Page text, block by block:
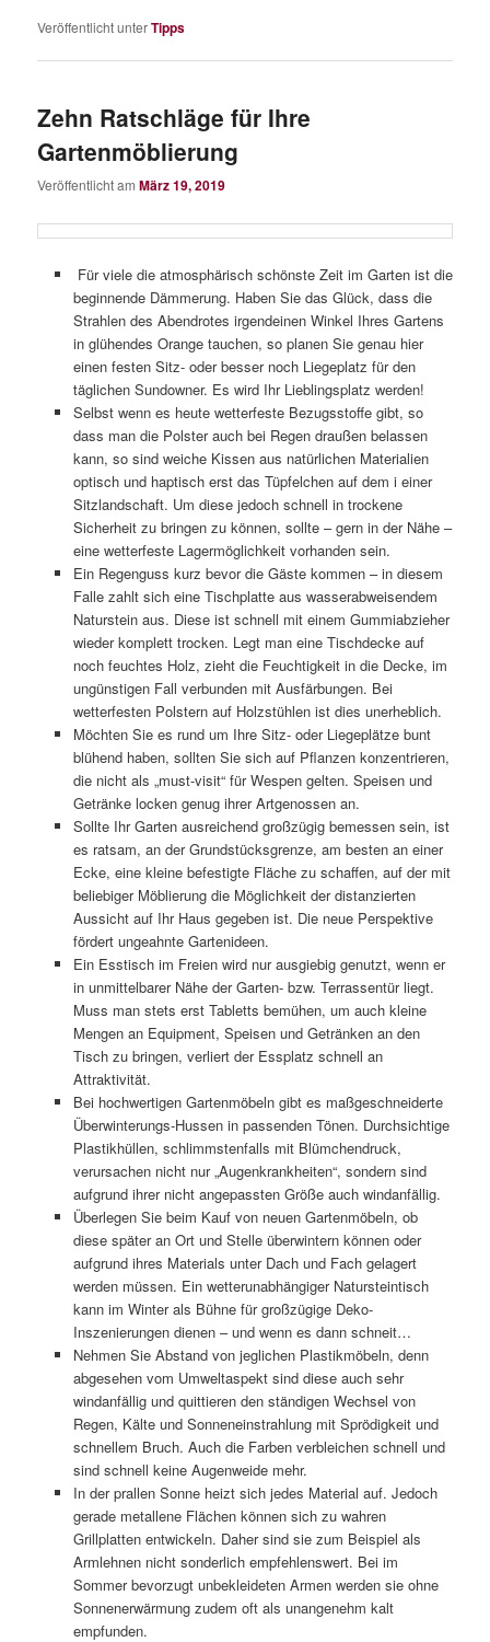
Veröffentlicht unterTipps
­­Zehn Ratschläge für Ihre
Gartenmöblierung
Veröffentlicht amMärz 19, 2019
Für viele die atmosphärisch schönste Zeit im Garten ist die
beginnende Dämmerung. Haben Sie das Glück, dass die
Strahlen des Abendrotes irgendeinen Winkel Ihres Gartens
in glühendes Orange tauchen, so planen Sie genau hier
einen festen Sitz- oder besser noch Liegeplatz für den
täglichen Sundowner. Es wird Ihr Lieblingsplatz werden!
Selbst wenn es heute wetterfeste Bezugsstoffe gibt, so
dass man die Polster auch bei Regen draußen belassen
kann, so sind weiche Kissen aus natürlichen Materialien
optisch und haptisch erst das Tüpfelchen auf dem i einer
Sitzlandschaft. Um diese jedoch schnell in trockene
Sicherheit zu bringen zu können, sollte – gern in der Nähe –
eine wetterfeste Lagermöglichkeit vorhanden sein.
Ein Regenguss kurz bevor die Gäste kommen – in diesem
Falle zahlt sich eine Tischplatte aus wasserabweisendem
Naturstein aus. Diese ist schnell mit einem Gummiabzieher
wieder komplett trocken. Legt man eine Tischdecke auf
noch feuchtes Holz, zieht die Feuchtigkeit in die Decke, im
ungünstigen Fall verbunden mit Ausfärbungen. Bei
wetterfesten Polstern auf Holzstühlen ist dies unerheblich.
Möchten Sie es rund um Ihre Sitz- oder Liegeplätze bunt
blühend haben, sollten Sie sich auf Pflanzen konzentrieren,
die nicht als „must-visit“ für Wespen gelten. Speisen und
Getränke locken genug ihrer Artgenossen an.
Sollte Ihr Garten ausreichend großzügig bemessen sein, ist
es ratsam, an der Grundstücksgrenze, am besten an einer
Ecke, eine kleine befestigte Fläche zu schaffen, auf der mit
beliebiger Möblierung die Möglichkeit der distanzierten
Aussicht auf Ihr Haus gegeben ist. Die neue Perspektive
fördert ungeahnte Gartenideen.
Ein Esstisch im Freien wird nur ausgiebig genutzt, wenn er
in unmittelbarer Nähe der Garten- bzw. Terrassentür liegt.
Muss man stets erst Tabletts bemühen, um auch kleine
Mengen an Equipment, Speisen und Getränken an den
Tisch zu bringen, verliert der Essplatz schnell an
Attraktivität.
Bei hochwertigen Gartenmöbeln gibt es maßgeschneiderte
Überwinterungs-Hussen in passenden Tönen. Durchsichtige
Plastikhüllen, schlimmstenfalls mit Blümchendruck,
verursachen nicht nur „Augenkrankheiten“, sondern sind
aufgrund ihrer nicht angepassten Größe auch windanfällig.
Überlegen Sie beim Kauf von neuen Gartenmöbeln, ob
diese später an Ort und Stelle überwintern können oder
aufgrund ihres Materials unter Dach und Fach gelagert
werden müssen. Ein wetterunabhängiger Natursteintisch
kann im Winter als Bühne für großzügige Deko-
Inszenierungen dienen – und wenn es dann schneit…
Nehmen Sie Abstand von jeglichen Plastikmöbeln, denn
abgesehen vom Umweltaspekt sind diese auch sehr
windanfällig und quittieren den ständigen Wechsel von
Regen, Kälte und Sonneneinstrahlung mit Sprödigkeit und
schnellem Bruch. Auch die Farben verbleichen schnell und
sind schnell keine Augenweide mehr.
In der prallen Sonne heizt sich jedes Material auf. Jedoch
gerade metallene Flächen können sich zu wahren
Grillplatten entwickeln. Daher sind sie zum Beispiel als
Armlehnen nicht sonderlich empfehlenswert. Bei im
Sommer bevorzugt unbekleideten Armen werden sie ohne
Sonnenerwärmung zudem oft als unangenehm kalt
empfunden.